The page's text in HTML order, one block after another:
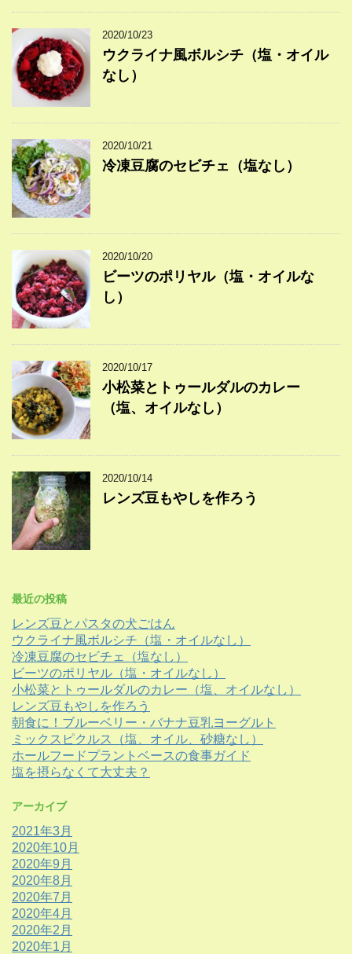
2020/10/23
ウクライナ風ボルシチ（塩・オイル
なし）
2020/10/21
冷凍豆腐のセビチェ（塩なし）
2020/10/20
ビーツのポリヤル（塩・オイルな
し）
2020/10/17
小松菜とトゥールダルのカレー
（塩、オイルなし）
2020/10/14
レンズ豆もやしを作ろう
最近の投稿
レンズ豆とパスタの犬ごはん
ウクライナ風ボルシチ（塩・オイルなし）
冷凍豆腐のセビチェ（塩なし）
ビーツのポリヤル（塩・オイルなし）
小松菜とトゥールダルのカレー（塩、オイルなし）
レンズ豆もやしを作ろう
朝食に！ブルーベリー・バナナ豆乳ヨーグルト
ミックスピクルス（塩、オイル、砂糖なし）
ホールフードプラントベースの食事ガイド
塩を摂らなくて大丈夫？
アーカイブ
2021年3月
2020年10月
2020年9月
2020年8月
2020年7月
2020年4月
2020年2月
2020年1月